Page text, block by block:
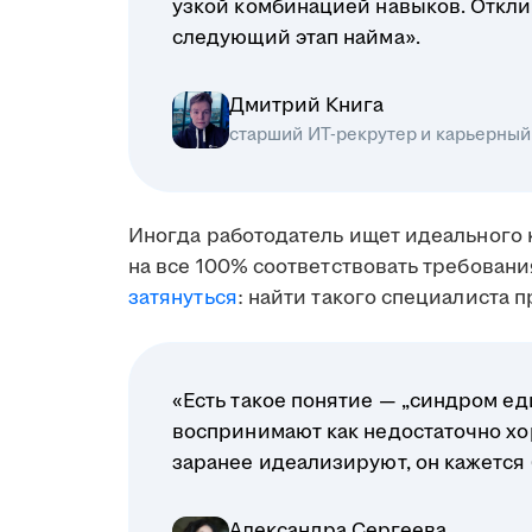
узкой комбинацией навыков.
следующий этап найма».
Дмитрий Книга
старший ИТ-рекрутер и карьерный
Иногда работодатель ищет
на все 100% соответствовать
затянуться: найти такого специалиста
«Есть такое понятие — „синдром
воспринимают как недостаточно
заранее идеализируют, он